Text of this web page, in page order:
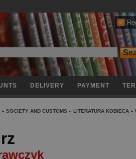
DELIVERY PAYMENT
» SOCIETY AND CUSTOMS » LITERATURA KOBIECA »